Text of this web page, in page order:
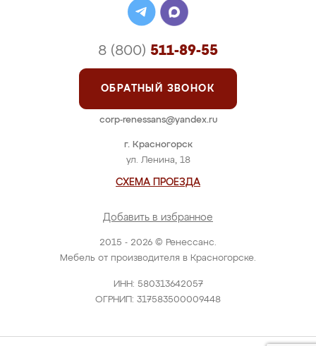
2015 - 2026 © Ренессанс.
Мебель от производителя в Красногорске.
ИНН: 580313642057
ОГРНИП: 317583500009448
г. Красногорск
ул. Ленина, 18
СХЕМА ПРОЕЗДА
Добавить в избранное
8 (800) 511-89-55
ОБРАТНЫЙ ЗВОНОК
corp-renessans@yandex.ru